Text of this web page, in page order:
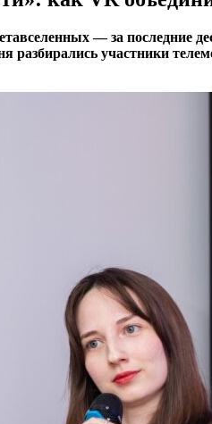
— за последние
разбирались участники